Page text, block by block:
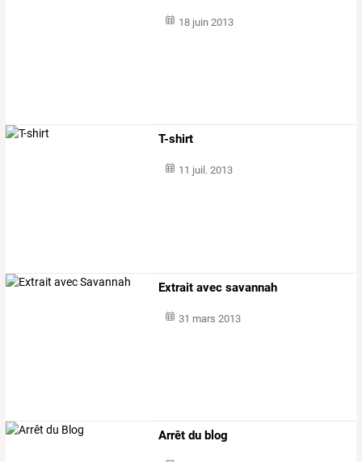
18 juin 2013
T-shirt
11 juil. 2013
Extrait avec savannah
31 mars 2013
Arrêt du blog